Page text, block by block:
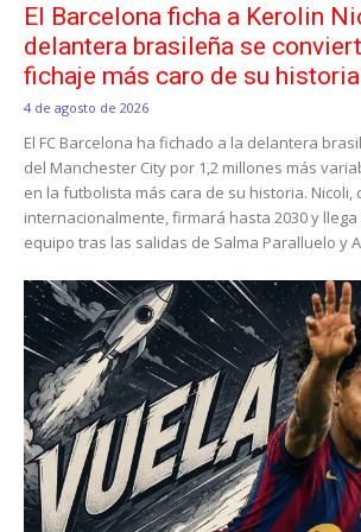
El Barcelona ficha a Kerolin
delantera brasileña se
fichaje más caro de su historia
4 de agosto de 2026
El FC Barcelona ha fichado a la delantera
del Manchester City por 1,2 millones más
en la futbolista más cara de su historia. Nicoli,
internacionalmente, firmará hasta 2030 y
equipo tras las salidas de Salma Paralluelo y